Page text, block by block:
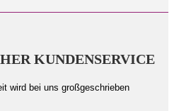
KUNDENSERVICE
wird bei uns großgeschrieben